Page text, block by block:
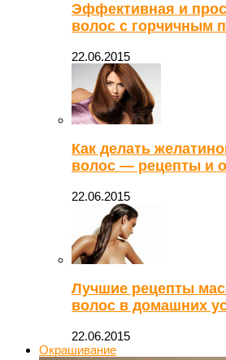
Эффективная и
волос с горчичным
22.06.2015
Как делать
волос — рецепты и
22.06.2015
Лучшие рецепты
волос в домашних
22.06.2015
Окрашивание